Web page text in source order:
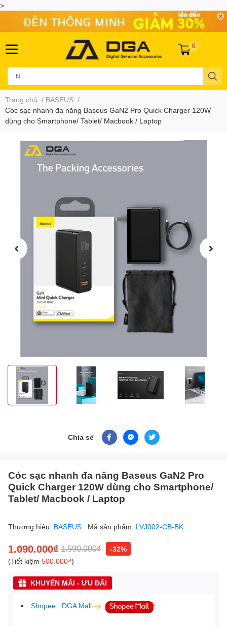
>
0
Trang chủ / BASEUS /
Cóc sạc nhanh đa năng Baseus GaN2 Pro Quick Charger 120W
dùng cho Smartphone/ Tablet/ Macbook / Laptop
Chia sẻ
Cóc sạc nhanh đa năng Baseus GaN2 Pro
Quick Charger 120W dùng cho Smartphone/
Tablet/ Macbook / Laptop
Thương hiệu: BASEUS Mã sản phẩm: LVJ002-CB-BK
1.090.000₫ 1.590.000₫
-32%
(Tiết kiệm 500.000₫)
KHUYẾN MÃI - ƯU ĐÃI
Shopee : DGA Mall